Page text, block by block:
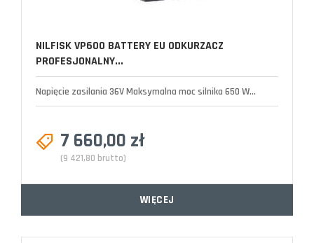
NILFISK VP600 BATTERY EU ODKURZACZ
PROFESJONALNY...
Napięcie zasilania 36V Maksymalna moc silnika 650 W...
7 660,00 zł
(9 421,80 brutto)
WIĘCEJ